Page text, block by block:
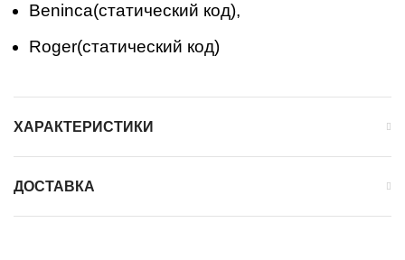
Beninca(статический код),
Roger(статический код)
ХАРАКТЕРИСТИКИ
ДОСТАВКА